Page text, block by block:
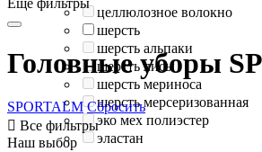
целлюлозное волокно
шерсть
шерсть альпаки
шерсть лисы
шерсть мериноса
шерсть мерсеризованная
эко мех полиэстер
эластан
Головные уборы
SPORTALM Сбросить
 Все фильтры
Наш выбор